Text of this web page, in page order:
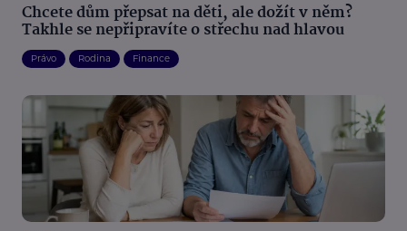
Chcete dům přepsat na děti, ale dožít v něm?
Takhle se nepřipravíte o střechu nad hlavou
Právo Rodina Finance